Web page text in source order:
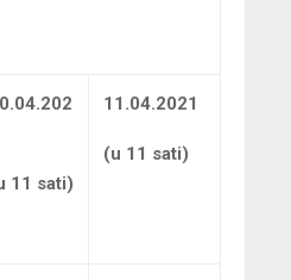
11 sati)
11.04.2021
(u 11 sati)